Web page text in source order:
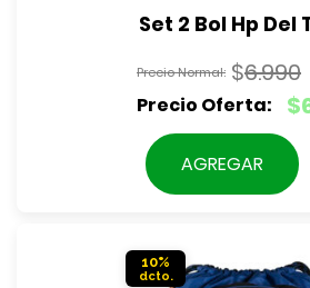
Set 2 Bol Hp Del
$6.990
El
precio
original
$
El
precio
actual
AGREGAR
10%